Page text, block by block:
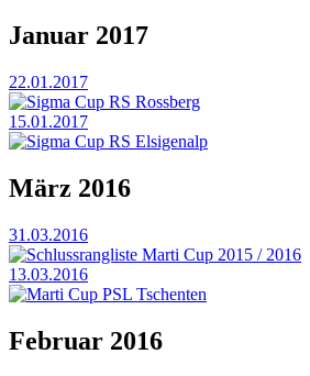
Januar 2017
22.01.2017
Sigma Cup RS Rossberg
15.01.2017
Sigma Cup RS Elsigenalp
März 2016
31.03.2016
Schlussrangliste Marti Cup 2015 / 2016
13.03.2016
Marti Cup PSL Tschenten
Februar 2016